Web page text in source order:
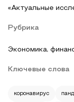
«Актуальные
Рубрика
Экономика,
Ключевые слова
коронавирус